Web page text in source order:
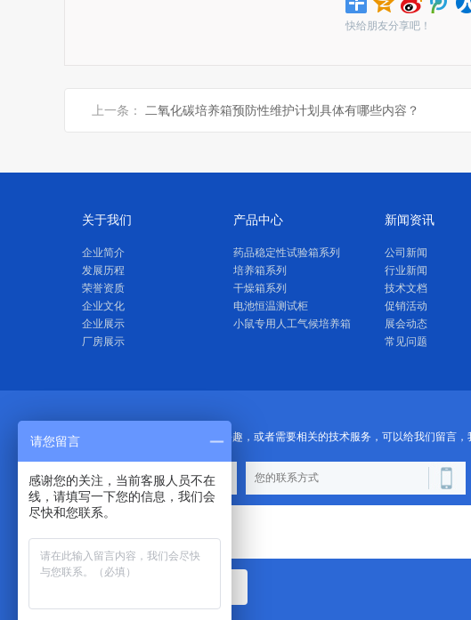
快给朋友分享吧！
上一条： 二氧化碳培养箱预防性维护计划具体有哪些内容？
关于我们
企业简介
发展历程
荣誉资质
企业文化
企业展示
厂房展示
产品中心
药品稳定性试验箱系列
培养箱系列
干燥箱系列
电池恒温测试柜
小鼠专用人工气候培养箱
新闻资讯
公司新闻
行业新闻
技术文档
促销活动
展会动态
常见问题
如果你对我们的产品感兴趣，或者需要相关的技术服务，可以给我们留言，
请您留言
感谢您的关注，当前客服人员不在
线，请填写一下您的信息，我们会
尽快和您联系。